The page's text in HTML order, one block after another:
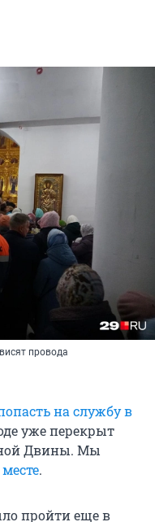
провода
на службу в
уже перекрыт
Двины. Мы
.
пройти еще в